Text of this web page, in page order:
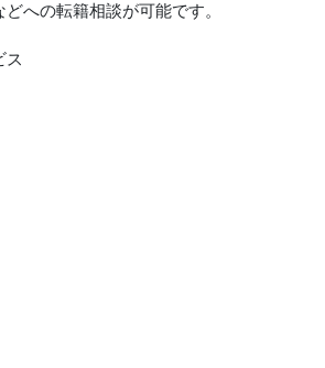
への転籍相談が可能です。
ス